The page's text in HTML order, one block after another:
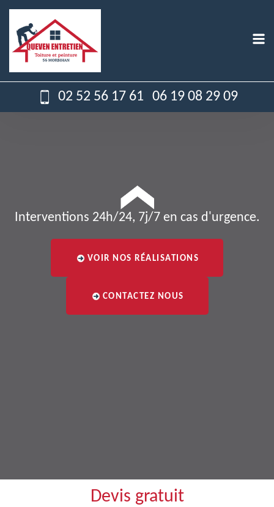
02 52 56 17 61 06 19 08 29 09
Interventions 24h/24, 7j/7 en cas d'urgence.
VOIR NOS RÉALISATIONS
CONTACTEZ NOUS
Devis gratuit